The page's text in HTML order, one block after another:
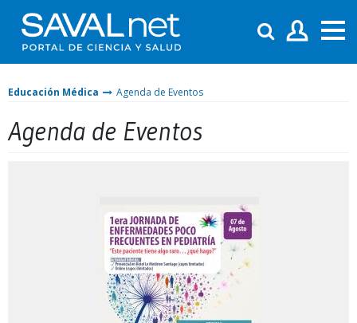
Educación Médica Agenda de Eventos
Agenda de Eventos